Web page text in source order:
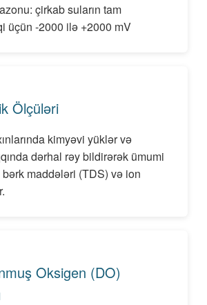
çirkab suların tam
üçün -2000 ilə +2000 mV
Ölçüləri
kimyəvi yüklər və
dərhal rəy bildirərək ümumi
maddələri (TDS) və ion
Oksigen (DO)